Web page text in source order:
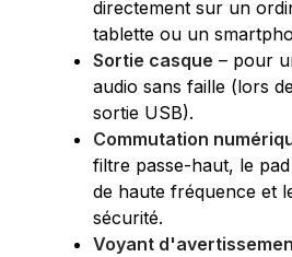
directement sur un
tablette ou un
Sortie casque – pour
audio sans faille (lors
sortie USB).
Commutation
filtre passe-haut, le
de haute fréquence et
sécurité.
Voyant